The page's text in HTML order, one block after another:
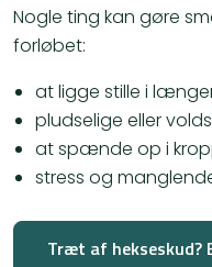
Nogle ting kan gøre
forløbet:
at ligge stille i
pludselige eller
at spænde op i
stress og
Træt af hekseskud?